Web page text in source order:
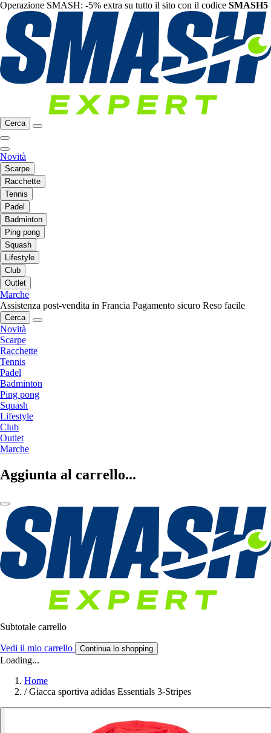
Operazione SMASH: -5% extra su tutto il sito con il codice SMASH5
Cerca
Novità
Scarpe
Racchette
Tennis
Padel
Badminton
Ping pong
Squash
Lifestyle
Club
Outlet
Marche
Assistenza post-vendita in Francia Pagamento sicuro Reso facile
Cerca
Novità
Scarpe
Racchette
Tennis
Padel
Badminton
Ping pong
Squash
Lifestyle
Club
Outlet
Marche
Aggiunta al carrello...
Subtotale carrello
Vedi il mio carrello Continua lo shopping
Loading...
Home
/ Giacca sportiva adidas Essentials 3-Stripes